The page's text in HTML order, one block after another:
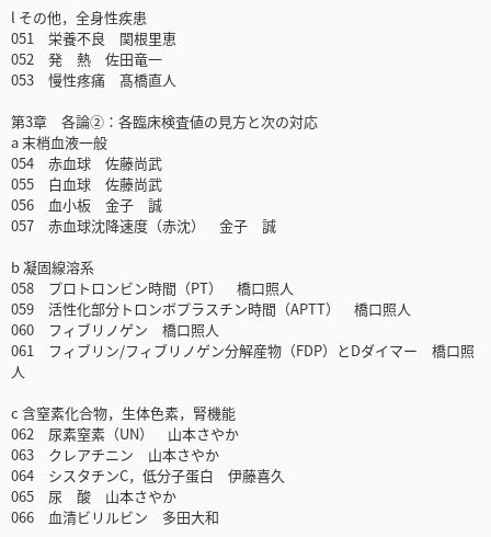
l その他，全身性疾患
051 栄養不良 関根里恵
052 発 熱 佐田竜一
053 慢性疼痛 髙橋直人
第3章 各論②：各臨床検査値の見方と次の対応
a 末梢血液一般
054 赤血球 佐藤尚武
055 白血球 佐藤尚武
056 血小板 金子 誠
057 赤血球沈降速度（赤沈） 金子 誠
b 凝固線溶系
058 プロトロンビン時間（PT） 橋口照人
059 活性化部分トロンボプラスチン時間（APTT） 橋口照人
060 フィブリノゲン 橋口照人
061 フィブリン/フィブリノゲン分解産物（FDP）とDダイマー 橋口照
人
c 含窒素化合物，生体色素，腎機能
062 尿素窒素（UN） 山本さやか
063 クレアチニン 山本さやか
064 シスタチンC，低分子蛋白 伊藤喜久
065 尿 酸 山本さやか
066 血清ビリルビン 多田大和